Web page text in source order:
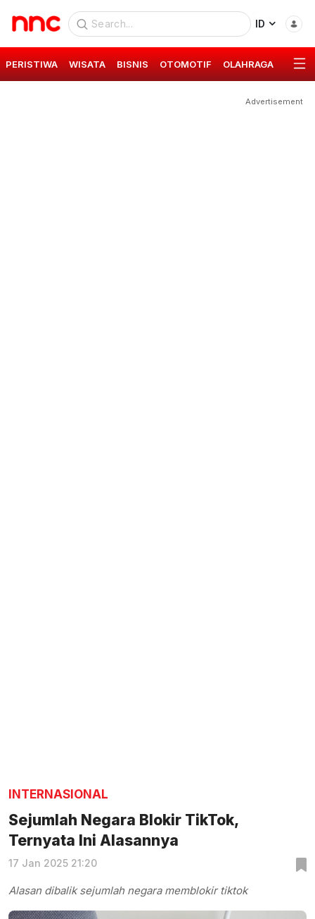
ID
PERISTIWA WISATA BISNIS OTOMOTIF OLAHRAGA GAYA
Advertisement
INTERNASIONAL
Sejumlah Negara Blokir TikTok,
Ternyata Ini Alasannya
17 Jan 2025 21:20
Alasan dibalik sejumlah negara memblokir tiktok